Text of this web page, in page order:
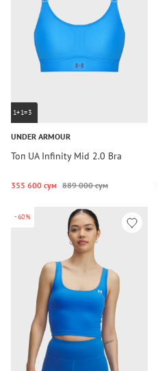
1+1=3
UNDER ARMOUR
Топ UA Infinity Mid 2.0 Bra
355 600 сум 889 000 сум
-60%